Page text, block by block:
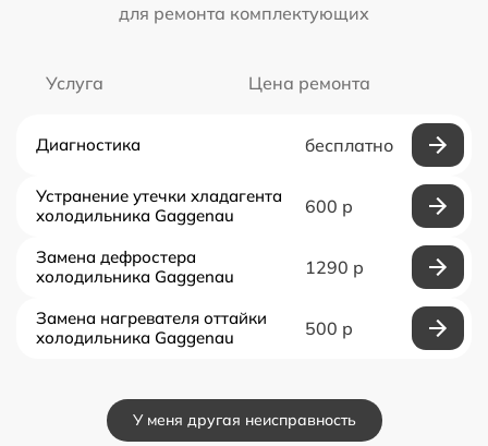
для ремонта комплектующих
Услуга Цена ремонта
Диагностика бесплатно
Устранение утечки хладагента
холодильника Gaggenau
600 р
Замена дефростера
холодильника Gaggenau
1290 р
Замена нагревателя оттайки
холодильника Gaggenau
500 р
У меня другая неисправность